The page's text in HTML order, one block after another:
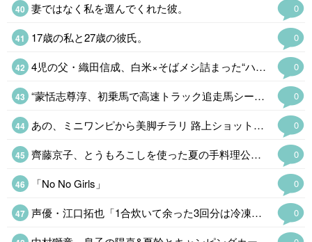
0
妻ではなく私を選んでくれた彼。
0
17歳の私と27歳の彼氏。
0
4児の父・織田信成、白米×そばメシ詰まった“ハイブリッド茶色弁当公開「ボ…
0
“蒙恬志尊淳、初乗馬で高速トラック追走馬シーン増加
0
あの、ミニワンピから美脚チラリ 路上ショットに「スタイル抜群」…
0
齊藤京子、とうもろこしを使った夏の手料理公開「彩り豊かで美味しそう」…
0
「No No Girls」
0
声優・江口拓也「1合炊いて余った3回分は冷凍おにぎりに」…